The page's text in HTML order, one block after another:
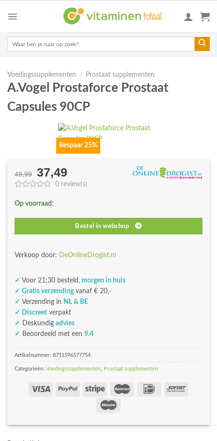
Voedingssupplementen / Prostaat supplementen
A.Vogel Prostaforce Prostaat
Capsules 90CP
Bespaar 25%
49,99
Oorspronkelijke
prijs
€49,99.
37,49
prijs
0 review(s)
Op voorraad:
Bestel in webshop
Verkoop door: DeOnlineDrogist.nl
✓ Voor 21:30 besteld, morgen in huis
✓ Gratis verzendingvanaf € 20,-
✓ Verzending in NL & BE
✓ Discreet verpakt
✓
Deskundig advies
✓ Beoordeeld met een 9.4
Artikelnummer: 8711596577754
Categorieën: Voedingssupplementen Prostaat supplementen